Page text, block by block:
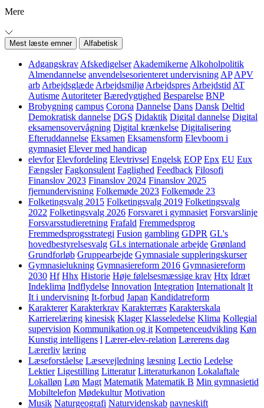
Mere
Mest læste emner Alfabetisk
Adgangskrav Afskedigelser Akademikerne Alkoholpolitik
Almendannelse anvendelsesorienteret undervisning AP APV
arb Arbejdsglæde Arbejdsmiljø Arbejdspres Arbejdstid AT
Autisme Autoriteter Bæredygtighed Besparelse BNP
Brobygning campus Corona Dannelse Dans Dansk Deltid
Demokratisk dannelse DGS Didaktik Digital dannelse Digital
eksamensovervågning Digital krænkelse Digitalisering
Efteruddannelse Eksamen Eksamensform Elevboom i
gymnasiet Elever med handicap
elevfor Elevfordeling Elevtrivsel Engelsk EOP Epx EU Eux
Fængsler Fagkonsulent Faglighed Feedback Filosofi
Finanslov 2023 Finanslov 2024 Finanslov 2025
fjernundervisning Folkemøde 2023 Folkemøde 23
Folketingsvalg 2015 Folketingsvalg 2019 Folketingsvalg
2022 Folketingsvalg 2026 Forsvaret i gymnasiet Forsvarslinje
Forsvarsstudieretning Frafald Fremmedsprog
Fremmedsprogsstrategi Fusion gambling GDPR GL's
hovedbestyrelsesvalg GLs internationale arbejde Grønland
Grundforløb Gruppearbejde Gymnasiale suppleringskurser
Gymnasielukning Gymnasiereform 2016 Gymnasiereform
2030 Hf Hhx Historie Høje følelsesmæssige krav Htx Idræt
Indeklima Indflydelse Innovation Integration Internationalt It
It i undervisning It-forbud Japan Kandidatreform
Karakterer Karakterkrav Karakterræs Karakterskala
Karrierelæring kinesisk Klager Klasseledelse Klima Kollegial
supervision Kommunikation og it Kompetenceudvikling Køn
Kunstig intelligens l Lærer-elev-relation Lærerens dag
Lærerliv læring
Læseforståelse Læsevejledning læsning Lectio Ledelse
Lektier Ligestilling Litteratur Litteraturkanon Lokalaftale
Lokalløn Løn Magt Matematik Matematik B Min gymnasietid
Mobiltelefon Mødekultur Motivation
Musik Naturgeografi Naturvidenskab navneskift